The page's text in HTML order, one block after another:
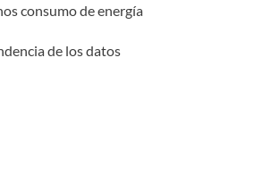
consumo de energía
de los datos